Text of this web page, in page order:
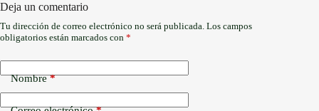
Deja un comentario
Tu dirección de correo electrónico no será publicada. Los campos
obligatorios están marcados con *
Nombre*